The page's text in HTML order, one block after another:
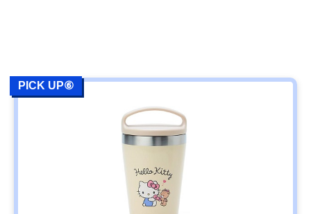
PICK UP⑥